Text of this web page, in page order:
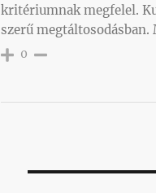
kritériumnak megfelel.
szerű
0